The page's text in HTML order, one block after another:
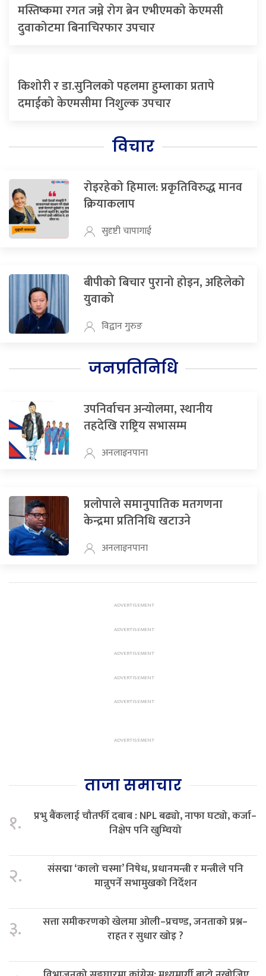
मस्तिष्कमा रगत जम्ने रोग ब्रेन एभीएमको केएमसी
दुवाकोटमा बिनाचिरफार उपचार
किशोरी र डा.सुनिलको पहलमा हुम्लाका प्रतापे
दमाईको केएमसीमा निशुल्क उपचार
विचार
रोइरहेको हिमाल: प्रकृतिविरुद्ध मानव
क्रियाकलाप
सुदृष्टी चापागाई
बीपीको बिचार पुरानो होइन, अहिलेको
युवाको
विद्वान गुरुङ
जनप्रतिनिधि
उपनिर्वाचन अन्योलमा, स्थानीय
तहदेखि राष्ट्रिय सभासम्म
अनलाइनपाना
प्रलोपाले समानुपातिक मतगणना
केन्द्रमा प्रतिनिधि खटाउने
अनलाइनपाना
ताजा समाचार
१.
प्रभु बैंकलाई चौतर्फी दबाब : NPL बढ्यो, नाफा घट्यो, कर्जा–
निक्षेप पनि खुम्चियो
२.
संसद्मा ‘कालो चस्मा’ निषेध, प्रधानमन्त्री र मन्त्रीले पनि
मान्नुपर्ने सभामुखको निर्देशन
३.
सत्ता समीकरणको खेलमा ओली–प्रचण्ड, जनताको प्रश्न–
राहत र सुधार खोइ ?